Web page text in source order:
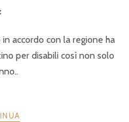
accordo con la regione ha
per disabili così non solo